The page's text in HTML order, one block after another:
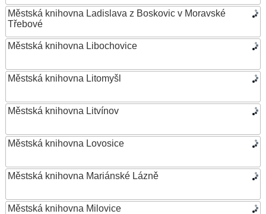
Městská knihovna Ladislava z Boskovic v Moravské
Třebové
Městská knihovna Libochovice
Městská knihovna Litomyšl
Městská knihovna Litvínov
Městská knihovna Lovosice
Městská knihovna Mariánské Lázně
Městská knihovna Milovice